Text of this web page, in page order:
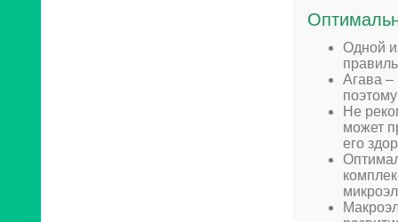
Одной
Агава –
Не
может
его